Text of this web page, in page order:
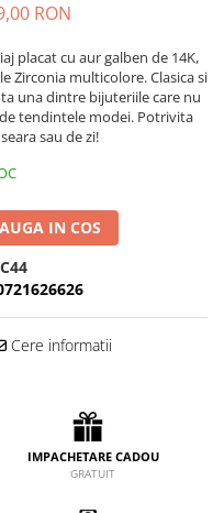
RON
placat cu aur galben de 14K,
Zirconia multicolore. Clasica si
una dintre bijuteriile care nu
tendintele modei. Potrivita
sau de zi!
IN COS
C44
Cere informatii
IMPACHETARE CADOU
GRATUIT